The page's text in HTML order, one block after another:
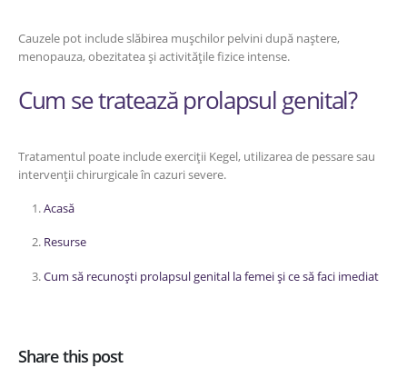
Cauzele pot include slăbirea mușchilor pelvini după naștere,
menopauza, obezitatea și activitățile fizice intense.
Cum se tratează prolapsul genital?
Tratamentul poate include exerciții Kegel, utilizarea de pessare sau
intervenții chirurgicale în cazuri severe.
Acasă
Resurse
Cum să recunoști prolapsul genital la femei și ce să faci imediat
Share this post